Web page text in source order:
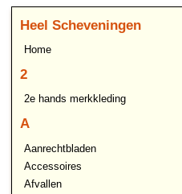
Heel Scheveningen
Home
2
2e hands merkkleding
A
Aanrechtbladen
Accessoires
Afvallen